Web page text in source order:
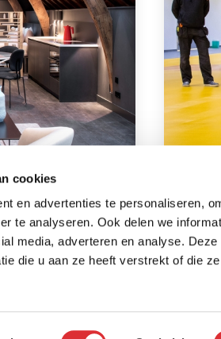
cookies
en advertenties te personaliseren,
te analyseren. Ook delen we
media, adverteren en analyse.
die u aan ze heeft verstrekt of die
Lees